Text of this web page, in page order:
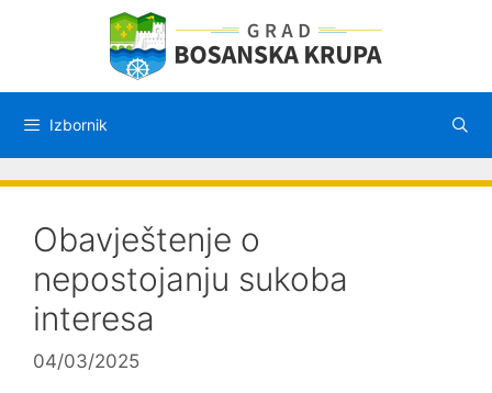
Izbornik
Obavještenje o
nepostojanju sukoba
interesa
04/03/2025